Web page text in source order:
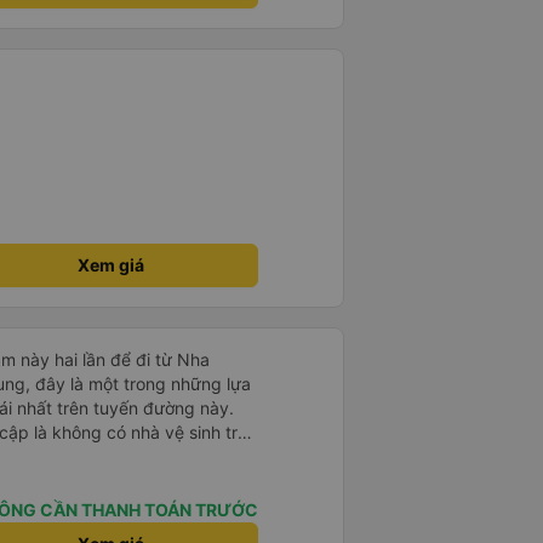
Xem giá
này hai lần để đi từ Nha
đây là một trong những lựa
nhất trên tuyến đường này.
là không có nhà vệ sinh trên
trên một hành trình dài
điểm dừng thường xuyên,
đi gần đây nhất của tôi
chậm khoảng một tiếng,
CẦN THANH TOÁN TRƯỚC